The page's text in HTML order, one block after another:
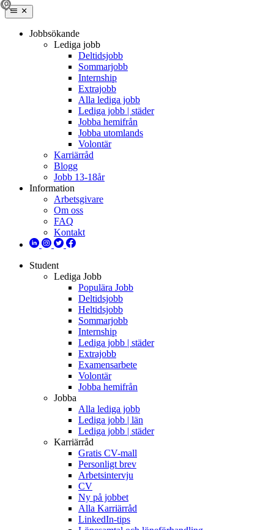
Jobbsökande
Lediga jobb
Deltidsjobb
Sommarjobb
Internship
Extrajobb
Alla lediga jobb
Lediga jobb | städer
Jobba hemifrån
Jobba utomlands
Volontär
Karriärråd
Blogg
Jobb 13-18år
Information
Arbetsgivare
Om oss
FAQ
Kontakt
Student
Lediga Jobb
Populära Jobb
Deltidsjobb
Heltidsjobb
Sommarjobb
Internship
Lediga jobb | städer
Extrajobb
Examensarbete
Volontär
Jobba hemifrån
Jobba
Alla lediga jobb
Lediga jobb | län
Lediga jobb | städer
Karriärråd
Gratis CV-mall
Personligt brev
Arbetsintervju
CV
Ny på jobbet
Alla Karriärråd
LinkedIn-tips